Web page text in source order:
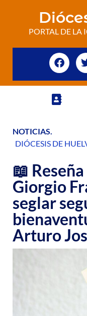
PORTAL DE LA
NOTICIAS.
DIÓCESIS DE
📖
Giorgio
seglar
Arturo